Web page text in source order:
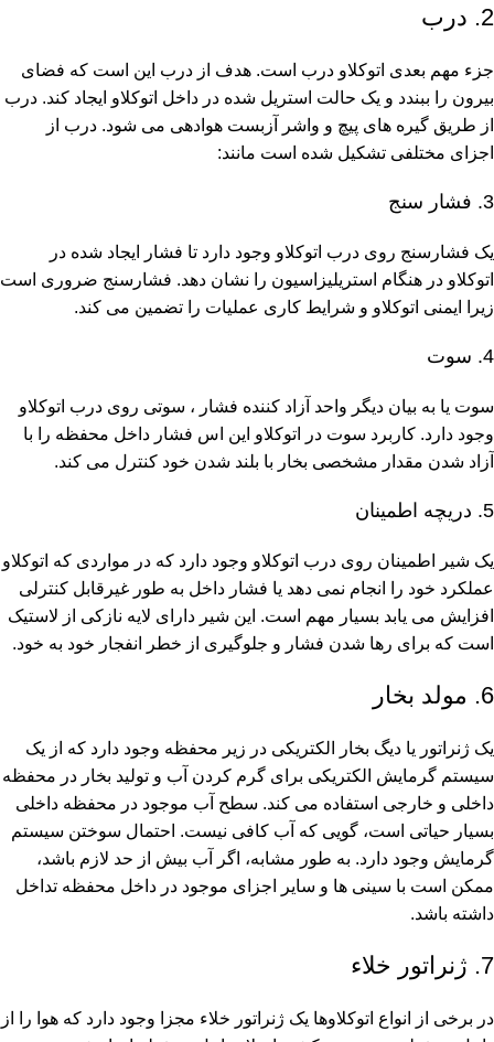
2. درب
جزء مهم بعدی اتوکلاو درب است. هدف از درب این است که فضای
بیرون را ببندد و یک حالت استریل شده در داخل اتوکلاو ایجاد کند. درب
از طریق گیره های پیچ و واشر آزبست هوادهی می شود. درب از
اجزای مختلفی تشکیل شده است مانند:
3. فشار سنج
یک فشارسنج روی درب اتوکلاو وجود دارد تا فشار ایجاد شده در
اتوکلاو در هنگام استریلیزاسیون را نشان دهد. فشارسنج ضروری است
زیرا ایمنی اتوکلاو و شرایط کاری عملیات را تضمین می کند.
4. سوت
سوت یا به بیان دیگر واحد آزاد کننده فشار ، سوتی روی درب اتوکلاو
وجود دارد. کاربرد سوت در اتوکلاو این اس فشار داخل محفظه را با
آزاد شدن مقدار مشخصی بخار با بلند شدن خود کنترل می کند.
5. دریچه اطمینان
یک شیر اطمینان روی درب اتوکلاو وجود دارد که در مواردی که اتوکلاو
عملکرد خود را انجام نمی دهد یا فشار داخل به طور غیرقابل کنترلی
افزایش می یابد بسیار مهم است. این شیر دارای لایه نازکی از لاستیک
است که برای رها شدن فشار و جلوگیری از خطر انفجار خود به خود.
6. مولد بخار
یک ژنراتور یا دیگ بخار الکتریکی در زیر محفظه وجود دارد که از یک
سیستم گرمایش الکتریکی برای گرم کردن آب و تولید بخار در محفظه
داخلی و خارجی استفاده می کند. سطح آب موجود در محفظه داخلی
بسیار حیاتی است، گویی که آب کافی نیست. احتمال سوختن سیستم
گرمایش وجود دارد. به طور مشابه، اگر آب بیش از حد لازم باشد،
ممکن است با سینی ها و سایر اجزای موجود در داخل محفظه تداخل
داشته باشد.
7. ژنراتور خلاء
در برخی از انواع اتوکلاوها یک ژنراتور خلاء مجزا وجود دارد که هوا را از